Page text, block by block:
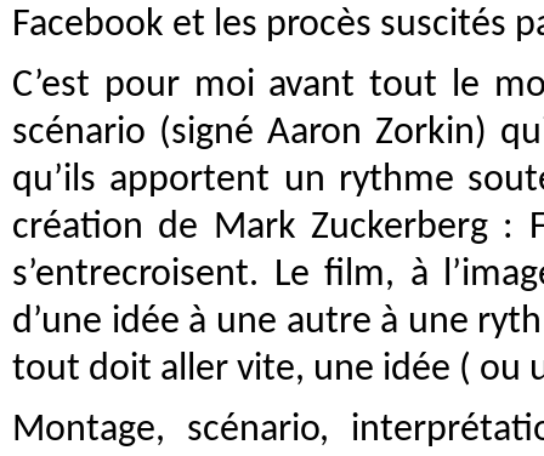
Facebook et les procès suscités
C’est pour moi avant tout le
scénario (signé Aaron Zorkin)
qu’ils apportent un rythme
création de Mark Zuckerberg :
s’entrecroisent. Le film, à
d’une idée à une autre à une
tout doit aller vite, une idée ( ou
Montage, scénario,